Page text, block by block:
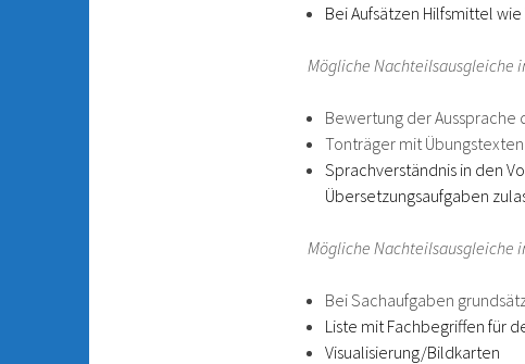
Bei Aufsätzen Hilfsmittel
Mögliche Nachteilsausgleiche
Bewertung der
Tonträger mit
Sprachverständnis in den
Übersetzungsaufgaben
Mögliche Nachteilsausgleiche
Bei Sachaufgaben
Liste mit Fachbegriffen für
Visualisierung/Bildkarten